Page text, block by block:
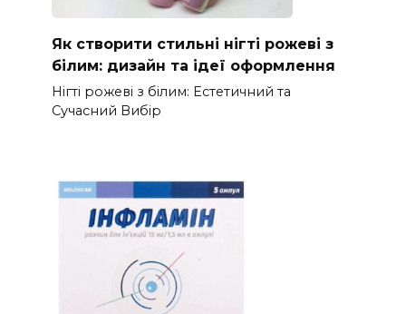
Як створити стильні нігті рожеві з
білим: дизайн та ідеї оформлення
Нігті рожеві з білим: Естетичний та
Сучасний Вибір